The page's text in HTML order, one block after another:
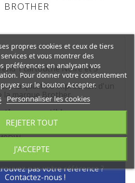
BROTHER
1 cartouche Noire et 3
la qualité d'impression d'un
marque Brother.
compatibles
Brother MFC-J1010DW
pas votre référence ?
Contactez-nous !
propres cookies et ceux de tiers
et vous montrer des
préférences en analysant vos
Pour donner votre consentement
sur le bouton Accepter.
Personnaliser les cookies
REJETER TOUT
J'ACCEPTE